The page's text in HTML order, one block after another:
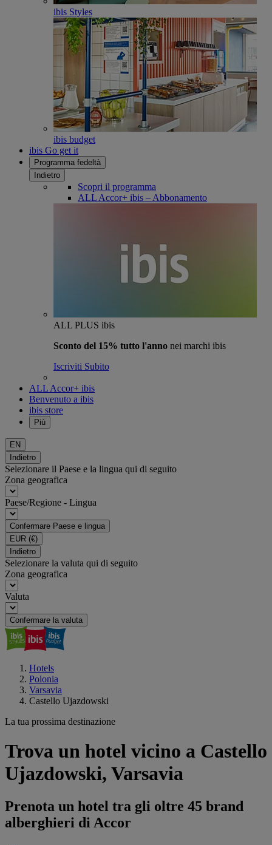
ibis Styles
ibis budget
ibis Go get it
Programma fedeltà
Indietro
Scopri il programma
ALL Accor+ ibis – Abbonamento
ALL PLUS ibis
Sconto del 15% tutto l'anno nei marchi ibis
Iscriviti Subito
ALL Accor+ ibis
Benvenuto a ibis
ibis store
Più
EN
Indietro
Selezionare il Paese e la lingua qui di seguito
Zona geografica
Paese/Regione - Lingua
Confermare Paese e lingua
EUR (€)
Indietro
Selezionare la valuta qui di seguito
Zona geografica
Valuta
Confermare la valuta
Hotels
Polonia
Varsavia
Castello Ujazdowski
La tua prossima destinazione
Trova un hotel vicino a Castello
Ujazdowski, Varsavia
Prenota un hotel tra gli oltre 45 brand
alberghieri di Accor